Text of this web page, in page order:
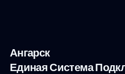
Ангарск
Единая Система